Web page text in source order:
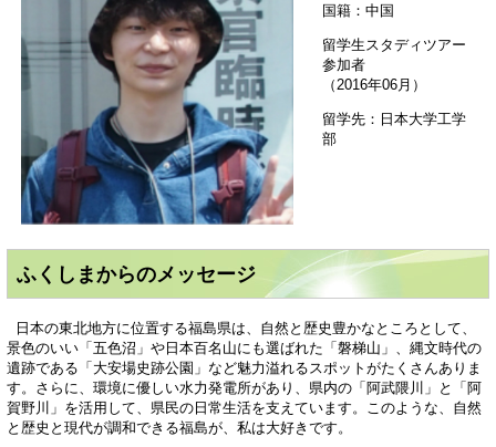
国籍：中国
留学生スタディツアー
参加者
（2016年06月）
留学先：日本大学工学
部
ふくしまからのメッセージ
日本の東北地方に位置する福島県は、自然と歴史豊かなところとして、
景色のいい「五色沼」や日本百名山にも選ばれた「磐梯山」、縄文時代の
遺跡である「大安場史跡公園」など魅力溢れるスポットがたくさんありま
す。さらに、環境に優しい水力発電所があり、県内の「阿武隈川」と「阿
賀野川」を活用して、県民の日常生活を支えています。このような、自然
と歴史と現代が調和できる福島が、私は大好きです。